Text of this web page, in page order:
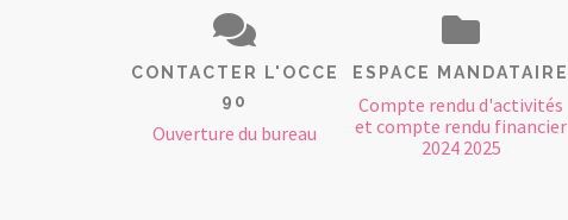
CONTACTER L'OCCE
90
Ouverture du bureau
ESPACE MANDATAIRE
Compte rendu d'activités
et compte rendu financier
2024 2025